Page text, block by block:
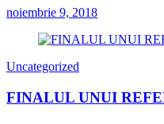
noiembrie 9, 2018
Uncategorized
FINALUL UNUI